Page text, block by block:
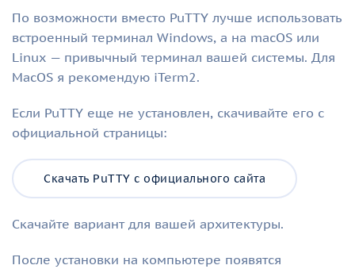
По возможности вместо PuTTY лучше использовать
встроенный терминал Windows, а на macOS или
Linux — привычный терминал вашей системы. Для
MacOS я рекомендую iTerm2.
Если PuTTY еще не установлен, скачивайте его с
официальной страницы:
Скачать PuTTY с официального сайта
Скачайте вариант для вашей архитектуры.
После установки на компьютере появятся